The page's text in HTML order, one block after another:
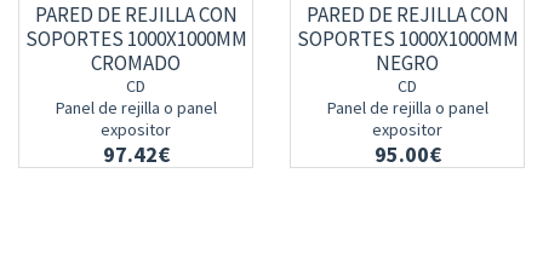
PARED DE REJILLA CON
SOPORTES 1000X1000MM
CROMADO
CD
Panel de rejilla o panel
expositor
97.42€
PARED DE REJILLA CON
SOPORTES 1000X1000MM
NEGRO
CD
Panel de rejilla o panel
expositor
95.00€